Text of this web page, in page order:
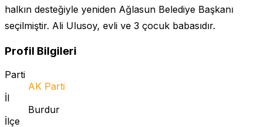
halkın desteğiyle yeniden Ağlasun Belediye Başkanı
seçilmiştir. Ali Ulusoy, evli ve 3 çocuk babasıdır.
Profil Bilgileri
Parti
AK Parti
İl
Burdur
İlçe